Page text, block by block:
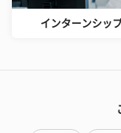
インターンシッ